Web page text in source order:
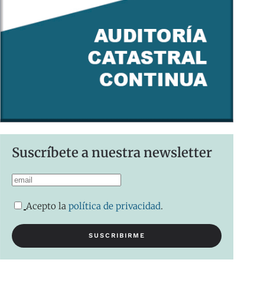
Suscríbete a nuestra newsletter
Acepto lapolítica de privacidad.